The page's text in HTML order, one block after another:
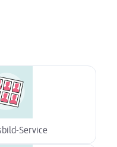
Service